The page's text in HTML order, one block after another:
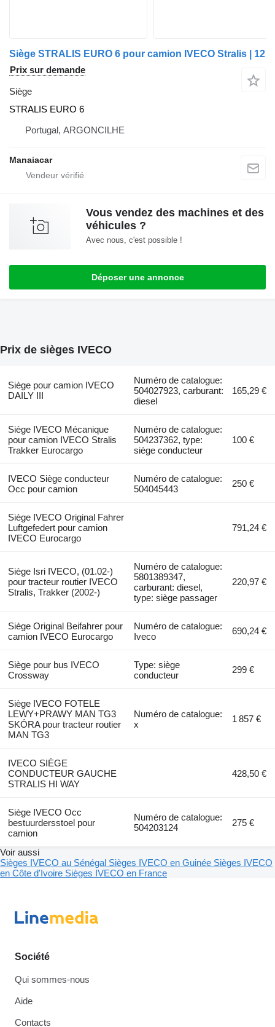
Siège STRALIS EURO 6 pour camion IVECO Stralis | 12
Prix sur demande
Siège
STRALIS EURO 6
Portugal, ARGONCILHE
Manaiacar
Vous vendez des machines et des
véhicules ?
Avec nous, c'est possible !
Déposer une annonce
Prix de sièges IVECO
Siège pour camion IVECO
DAILY III
Numéro de catalogue:
504027923, carburant:
diesel
165,29 €
Siège IVECO Mécanique
pour camion IVECO Stralis
Trakker Eurocargo
Numéro de catalogue:
504237362, type:
siège conducteur
100 €
IVECO Siège conducteur
Occ pour camion
Numéro de catalogue:
504045443
250 €
Siège IVECO Original Fahrer
Luftgefedert pour camion
IVECO Eurocargo
791,24 €
Siège Isri IVECO, (01.02-)
pour tracteur routier IVECO
Stralis, Trakker (2002-)
Numéro de catalogue:
5801389347,
carburant: diesel,
type: siège passager
220,97 €
Siège Original Beifahrer pour
camion IVECO Eurocargo
Numéro de catalogue:
Iveco
690,24 €
Siège pour bus IVECO
Crossway
Type: siège
conducteur
299 €
Siège IVECO FOTELE
LEWY+PRAWY MAN TG3
SKÓRA pour tracteur routier
MAN TG3
Numéro de catalogue:
x
1 857 €
IVECO SIÈGE
CONDUCTEUR GAUCHE
STRALIS HI WAY
428,50 €
Siège IVECO Occ
bestuurdersstoel pour
camion
Numéro de catalogue:
504203124
275 €
Voir aussi
Sièges IVECO au Sénégal Sièges IVECO en Guinée Sièges IVECO
en Côte d'Ivoire Sièges IVECO en France
Société
Qui sommes-nous
Aide
Contacts